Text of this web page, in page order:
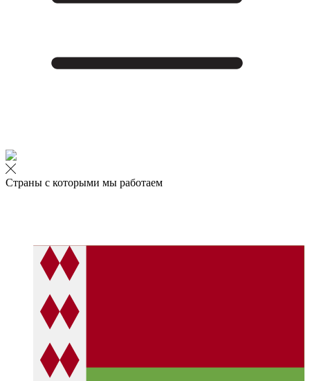
Страны с которыми мы работаем